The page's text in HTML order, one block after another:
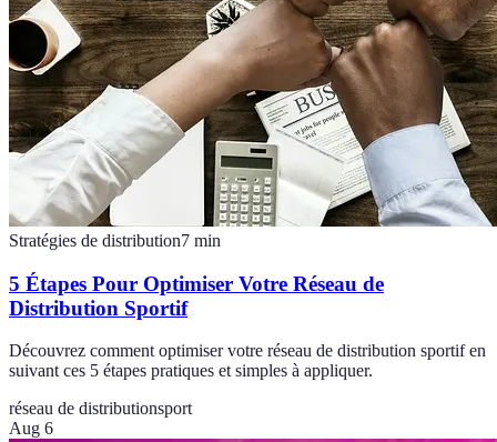
Stratégies de distribution7 min
5 Étapes Pour Optimiser Votre Réseau de
Distribution Sportif
Découvrez comment optimiser votre réseau de distribution sportif en
suivant ces 5 étapes pratiques et simples à appliquer.
réseau de distributionsport
Aug 6